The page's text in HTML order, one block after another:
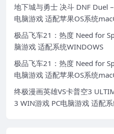
地下城与勇士 决斗 DNF Duel
电脑游戏 适配苹果OS系统
极品飞车21：热度 Need for
脑游戏 适配系统WINDOWS
极品飞车21：热度 Need for
电脑游戏 适配苹果OS系统
终极漫画英雄VS卡普空3
3 WIN游戏 PC电脑游戏 适配